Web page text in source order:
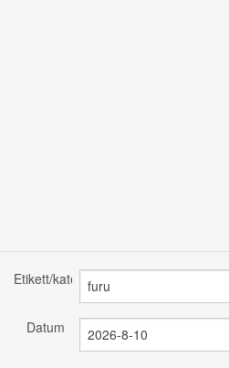
Etikett/kategori
Datum